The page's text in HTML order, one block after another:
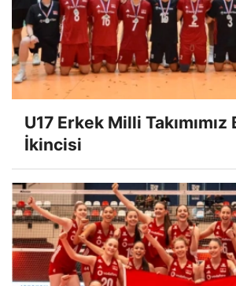
U17 Erkek Milli Takımımız
İkincisi